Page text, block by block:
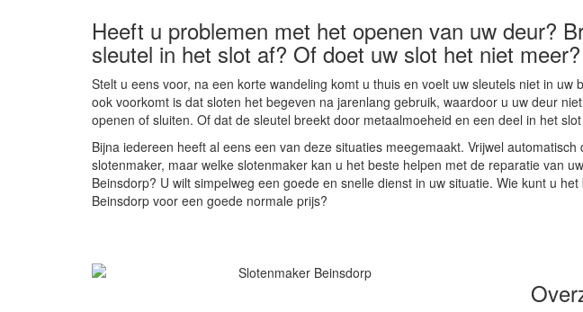
Heeft u problemen met het openen van uw deur?
sleutel in het slot af? Of doet uw slot het niet meer?
Stelt u eens voor, na een korte wandeling komt u thuis en voelt uw sleutels niet in uw
ook voorkomt is dat sloten het begeven na jarenlang gebruik, waardoor u uw deur
openen of sluiten. Of dat de sleutel breekt door metaalmoeheid en een deel in het
Bijna iedereen heeft al eens een van deze situaties meegemaakt. Vrijwel automatisch
slotenmaker, maar welke slotenmaker kan u het beste helpen met de reparatie van
Beinsdorp? U wilt simpelweg een goede en snelle dienst in uw situatie. Wie kunt u het
Beinsdorp voor een goede normale prijs?